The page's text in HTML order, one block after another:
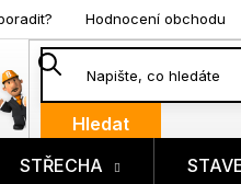
Hodnocení obchodu
Hledat
STŘECHA